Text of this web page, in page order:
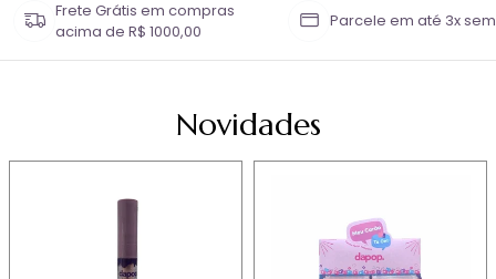
Frete Grátis em compras
acima de R$ 1000,00
Parcele em até 3x
Novidades